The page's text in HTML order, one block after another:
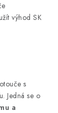
výhod SK
s
Jedná se o
a